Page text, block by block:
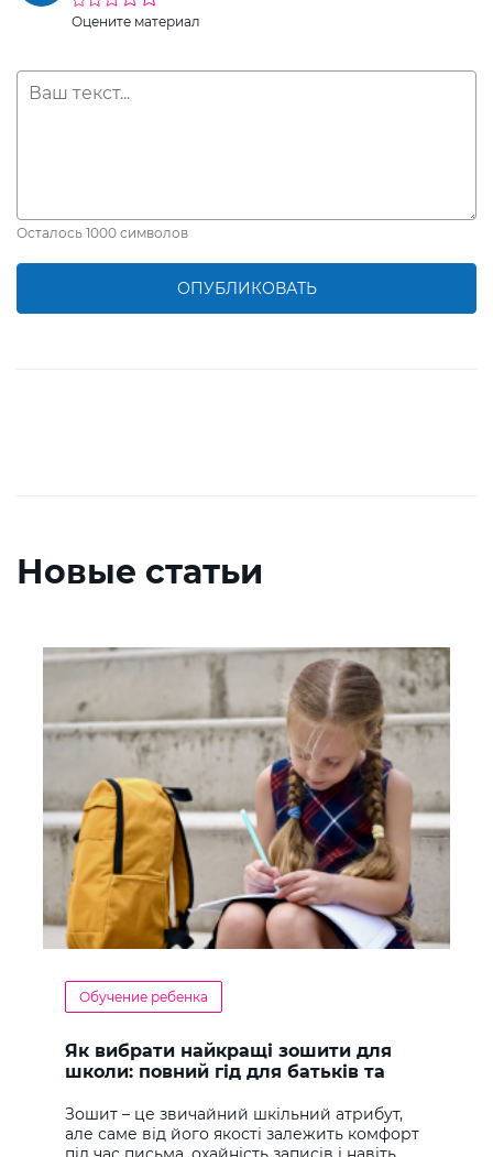
Оцените материал
Осталось 1000 символов
ОПУБЛИКОВАТЬ
Новые статьи
Обучение ребенка
Як вибрати найкращі зошити для
школи: повний гід для батьків та
Зошит – це звичайний шкільний атрибут,
але саме від його якості залежить комфорт